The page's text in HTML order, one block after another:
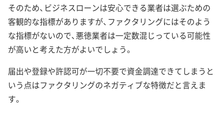
そのため、ビジネスローンは安心できる業者は選ぶための
客観的な指標がありますが、ファクタリングにはそのよう
な指標がないので、悪徳業者は一定数混じっている可能性
が高いと考えた方がよいでしょう。
届出や登録や許認可が一切不要で資金調達できてしまうと
いう点はファクタリングのネガティブな特徴だと言えま
す。